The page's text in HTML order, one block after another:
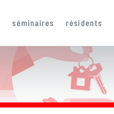
séminaires résidents